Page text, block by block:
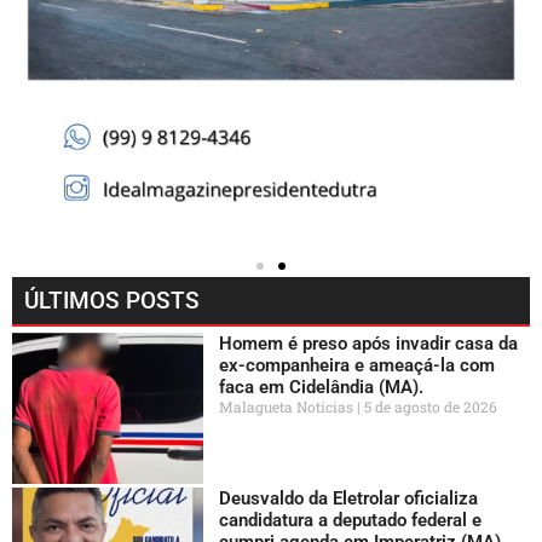
ÚLTIMOS POSTS
Homem é preso após invadir casa da
ex-companheira e ameaçá-la com
faca em Cidelândia (MA).
Malagueta Notícias 5 de agosto de 2026
Deusvaldo da Eletrolar oficializa
candidatura a deputado federal e